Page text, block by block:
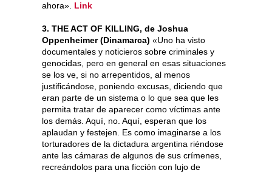
ahora». Link
3. THE ACT OF KILLING, de Joshua
Oppenheimer (Dinamarca) «Uno ha visto
documentales y noticieros sobre criminales y
genocidas, pero en general en esas situaciones
se los ve, si no arrepentidos, al menos
justificándose, poniendo excusas, diciendo que
eran parte de un sistema o lo que sea que les
permita tratar de aparecer como víctimas ante
los demás. Aquí, no. Aquí, esperan que los
aplaudan y festejen. Es como imaginarse a los
torturadores de la dictadura argentina riéndose
ante las cámaras de algunos de sus crímenes,
recreándolos para una ficción con lujo de